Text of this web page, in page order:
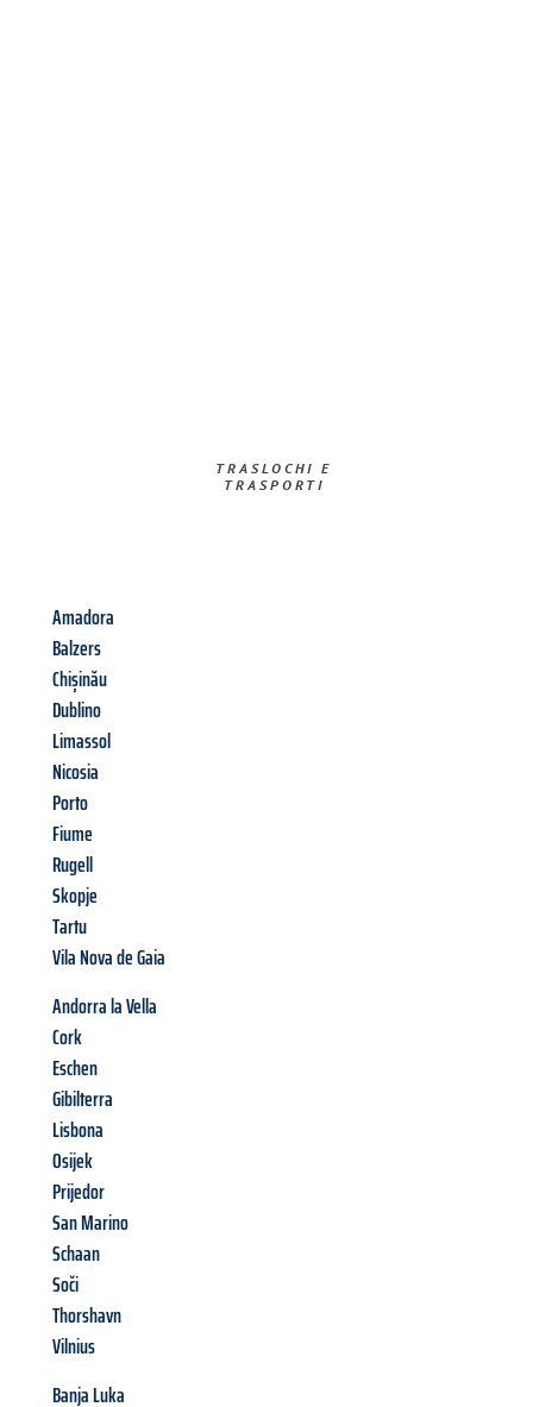
TRASLOCHI E
TRASPORTI​
Amadora
Balzers
Chișinău
Dublino
Limassol
Nicosia
Porto
Fiume
Rugell
Skopje
Tartu
Vila Nova de Gaia
Andorra la Vella
Cork
Eschen
Gibilterra
Lisbona
Osijek
Prijedor
San Marino
Schaan
Soči
Thorshavn
Vilnius
Banja Luka